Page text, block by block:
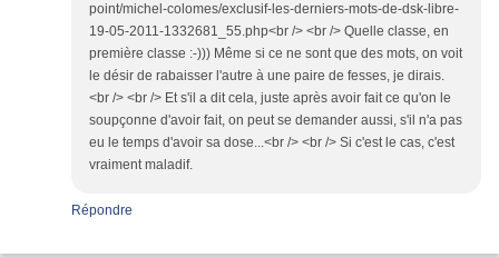
point/michel-colomes/exclusif-les-derniers-mots-de-dsk-libre-
19-05-2011-1332681_55.php<br /> <br /> Quelle classe, en
première classe :-))) Même si ce ne sont que des mots, on voit
le désir de rabaisser l'autre à une paire de fesses, je dirais.
<br /> <br /> Et s'il a dit cela, juste après avoir fait ce qu'on le
soupçonne d'avoir fait, on peut se demander aussi, s'il n'a pas
eu le temps d'avoir sa dose...<br /> <br /> Si c'est le cas, c'est
vraiment maladif.
Répondre